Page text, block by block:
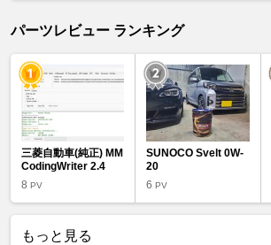
パーツレビュー ランキング
三菱自動車(純正) MM
CodingWriter 2.4
8 PV
SUNOCO Svelt 0W-
20
6PV
もっと見る